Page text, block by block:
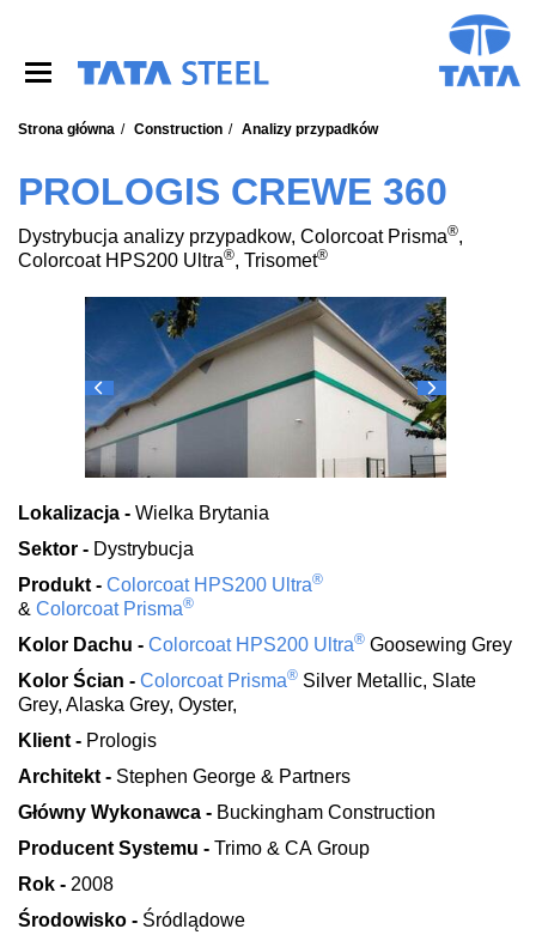
Strona główna Construction Analizy przypadków
PROLOGIS CREWE 360
Dystrybucja analizy przypadkow, Colorcoat Prisma®,
Colorcoat HPS200 Ultra®, Trisomet®
Lokalizacja - Wielka Brytania
Sektor - Dystrybucja
Produkt - Colorcoat HPS200 Ultra®
& Colorcoat Prisma®
Kolor Dachu - Colorcoat HPS200 Ultra® Goosewing Grey
Kolor Ścian - Colorcoat Prisma® Silver Metallic, Slate
Grey, Alaska Grey, Oyster,
Klient - Prologis
Architekt - Stephen George & Partners
Główny Wykonawca - Buckingham Construction
Producent Systemu - Trimo & CA Group
Rok - 2008
Środowisko - Śródlądowe